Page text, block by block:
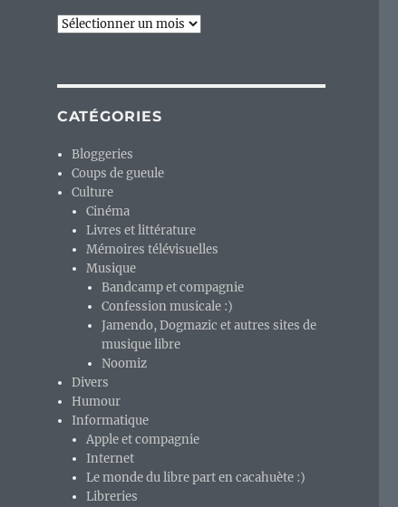
Archives
CATÉGORIES
Bloggeries
Coups de gueule
Culture
Cinéma
Livres et littérature
Mémoires télévisuelles
Musique
Bandcamp et compagnie
Confession musicale :)
Jamendo, Dogmazic et autres sites de
musique libre
Noomiz
Divers
Humour
Informatique
Apple et compagnie
Internet
Le monde du libre part en cacahuète :)
Libreries